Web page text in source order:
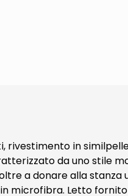
in
da uno stile
a donare alla
microfibra. Letto